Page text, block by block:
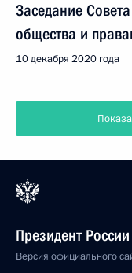
Заседание
общества и
10 декабря 2020 года
Президент России
Версия официального